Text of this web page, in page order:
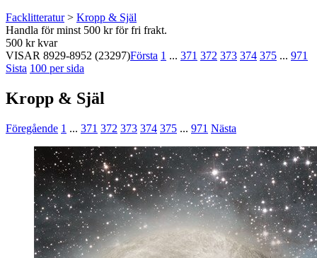
Facklitteratur> Kropp & Själ
Handla för minst 500 kr för fri frakt.
500 kr kvar
VISAR 8929-8952 (23297)Första 1 ... 371 372 373 374 375 ... 971
Sista 100 per sida
Kropp & Själ
Föregående 1 ... 371 372 373 374 375 ... 971 Nästa